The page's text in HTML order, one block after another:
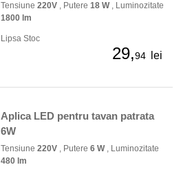
Tensiune 220V , Putere 18 W, Luminozitate
1800 lm
Lipsa Stoc
29,94 lei
Aplica LED pentru tavan patrata
6W
Tensiune 220V , Putere 6 W, Luminozitate
480 lm